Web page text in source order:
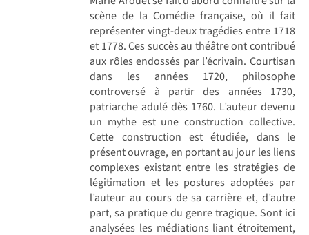
scène de la Comédie française, où il fait
représenter vingt-deux tragédies entre 1718
et 1778. Ces succès au théâtre ont contribué
aux rôles endossés par l’écrivain. Courtisan
dans les années 1720, philosophe
controversé à partir des années 1730,
patriarche adulé dès 1760. L’auteur devenu
un mythe est une construction collective.
Cette construction est étudiée, dans le
présent ouvrage, en portant au jour les liens
complexes existant entre les stratégies de
légitimation et les postures adoptées par
l’auteur au cours de sa carrière et, d’autre
part, sa pratique du genre tragique. Sont ici
analysées les médiations liant étroitement,